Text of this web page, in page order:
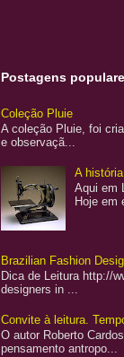
Postagens
Coleção Pluie
A coleção Pluie, foi
e observaçã...
A
Aqui em
Hoje em
Brazilian Fashion
Dica de Leitura http://
designers in ...
Convite à leitura.
O autor Roberto
pensamento antropo...